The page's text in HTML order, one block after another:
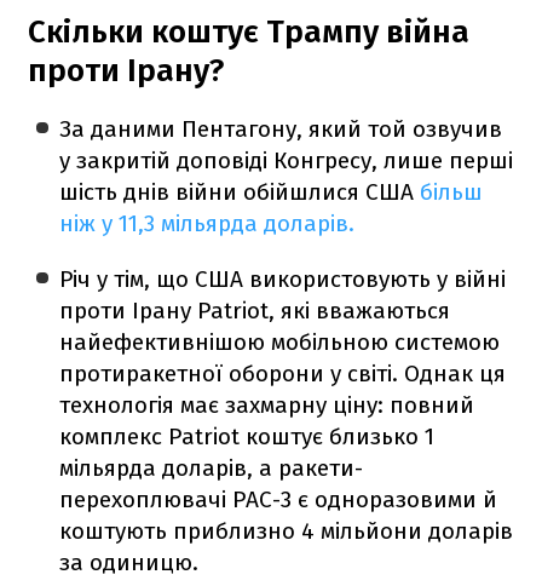
Скільки коштує Трампу війна
проти Ірану?
За даними Пентагону, який той озвучив
у закритій доповіді Конгресу, лише перші
шість днів війни обійшлися США більш
ніж у 11,3 мільярда доларів.
Річ у тім, що США використовують у війні
проти Ірану Patriot, які вважаються
найефективнішою мобільною системою
протиракетної оборони у світі. Однак ця
технологія має захмарну ціну: повний
комплекс Patriot коштує близько 1
мільярда доларів, а ракети-
перехоплювачі PAC-3 є одноразовими й
коштують приблизно 4 мільйони доларів
за одиницю.